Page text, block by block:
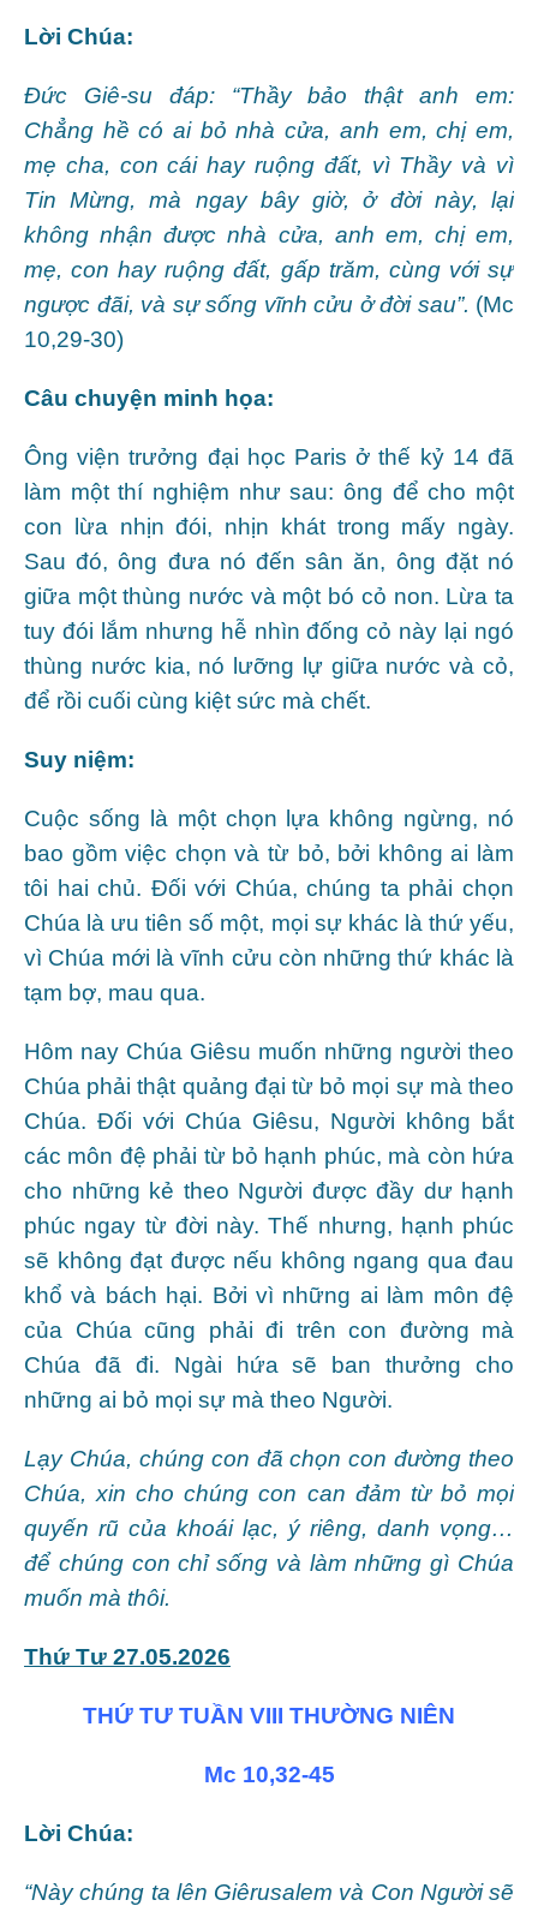
Lời Chúa:
Đức Giê-su đáp: “Thầy bảo thật anh em:
Chẳng hề có ai bỏ nhà cửa, anh em, chị em,
mẹ cha, con cái hay ruộng đất, vì Thầy và vì
Tin Mừng, mà ngay bây giờ, ở đời này, lại
không nhận được nhà cửa, anh em, chị em,
mẹ, con hay ruộng đất, gấp trăm, cùng với sự
ngược đãi, và sự sống vĩnh cửu ở đời sau”. (Mc
10,29-30)
Câu chuyện minh họa:
Ông viện trưởng đại học Paris ở thế kỷ 14 đã
làm một thí nghiệm như sau: ông để cho một
con lừa nhịn đói, nhịn khát trong mấy ngày.
Sau đó, ông đưa nó đến sân ăn, ông đặt nó
giữa một thùng nước và một bó cỏ non. Lừa ta
tuy đói lắm nhưng hễ nhìn đống cỏ này lại ngó
thùng nước kia, nó lưỡng lự giữa nước và cỏ,
để rồi cuối cùng kiệt sức mà chết.
Suy niệm:
Cuộc sống là một chọn lựa không ngừng, nó
bao gồm việc chọn và từ bỏ, bởi không ai làm
tôi hai chủ. Đối với Chúa, chúng ta phải chọn
Chúa là ưu tiên số một, mọi sự khác là thứ yếu,
vì Chúa mới là vĩnh cửu còn những thứ khác là
tạm bợ, mau qua.
Hôm nay Chúa Giêsu muốn những người theo
Chúa phải thật quảng đại từ bỏ mọi sự mà theo
Chúa. Đối với Chúa Giêsu, Người không bắt
các môn đệ phải từ bỏ hạnh phúc, mà còn hứa
cho những kẻ theo Người được đầy dư hạnh
phúc ngay từ đời này. Thế nhưng, hạnh phúc
sẽ không đạt được nếu không ngang qua đau
khổ và bách hại. Bởi vì những ai làm môn đệ
của Chúa cũng phải đi trên con đường mà
Chúa đã đi. Ngài hứa sẽ ban thưởng cho
những ai bỏ mọi sự mà theo Người.
Lạy Chúa, chúng con đã chọn con đường theo
Chúa, xin cho chúng con can đảm từ bỏ mọi
quyến rũ của khoái lạc, ý riêng, danh vọng…
để chúng con chỉ sống và làm những gì Chúa
muốn mà thôi.
Thứ Tư 27.05.2026
THỨ TƯ TUẦN VIII THƯỜNG NIÊN
Mc 10,32-45
Lời Chúa:
“Này chúng ta lên Giêrusalem và Con Người sẽ